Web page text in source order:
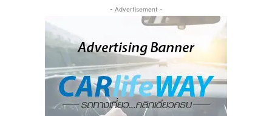
- Advertisement -